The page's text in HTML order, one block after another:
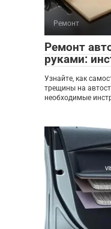
Ремонт
Ремонт
руками:
Узнайте, как
трещины на
необходимые